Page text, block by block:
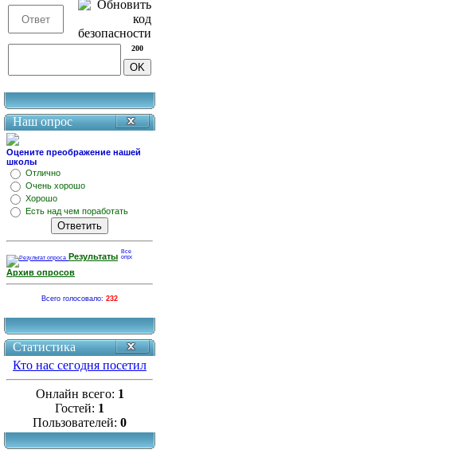
200
Наш опрос
Оцените преображение нашей
школы
Отлично
Очень хорошо
Хорошо
Есть над чем поработать
Результаты
Архив опросов
Всего голосовало: 232
Статистика
Кто нас сегодня посетил
Онлайн всего: 1
Гостей: 1
Пользователей: 0